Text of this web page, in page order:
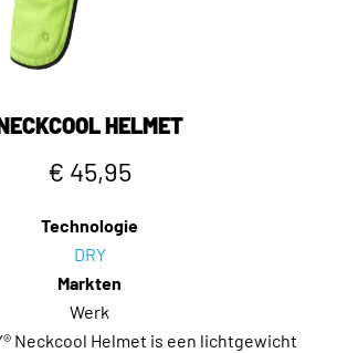
HELMET
€ 45,95
Technologie
DRY
Markten
Werk
Neckcool Helmet is een lichtgewicht